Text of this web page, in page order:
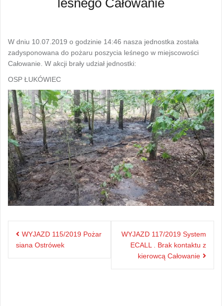
leśnego Całowanie
W dniu 10.07.2019 o godzinie 14:46 nasza jednostka została
zadysponowana do pożaru poszycia leśnego w miejscowości
Całowanie. W akcji brały udział jednostki:
OSP ŁUKÓWIEC
Nawigacja
wpisu
WYJAZD 115/2019 Pożar
siana Ostrówek
WYJAZD 117/2019 System
ECALL . Brak kontaktu z
kierowcą Całowanie